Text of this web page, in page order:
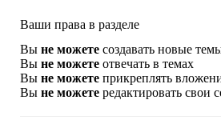
Ваши права в разделе
Вы не можете создавать новые
Вы не можете отвечать в темах
Вы не можете прикреплять
Вы не можете редактировать свои